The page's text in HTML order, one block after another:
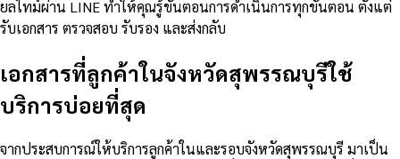
ยลไทม์ผ่าน LINE ทำให้คุณรู้ขั้นตอนการดำเนินการทุกขั้นตอน ตั้งแต่
รับเอกสาร ตรวจสอบ รับรอง และส่งกลับ
เอกสารที่ลูกค้าในจังหวัดสุพรรณบุรีใช้
บริการบ่อยที่สุด
จากประสบการณ์ให้บริการลูกค้าในและรอบจังหวัดสุพรรณบุรี มาเป็น